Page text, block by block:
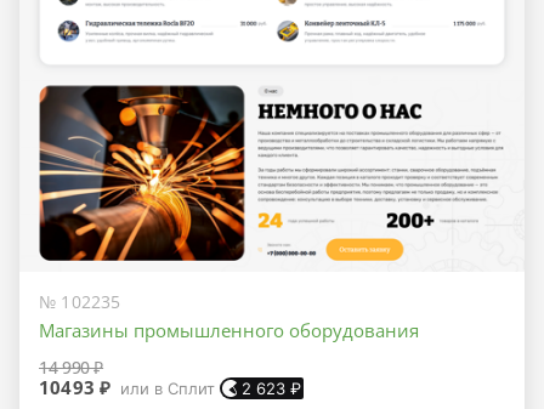
№ 102235
Магазины промышленного оборудования
14 990 ₽
10493 ₽ или в Сплит 2 623 ₽